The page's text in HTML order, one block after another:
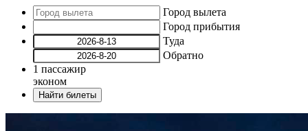
Город вылета
Город прибытия
Туда
Обратно
1 пассажир
эконом
Найти билеты